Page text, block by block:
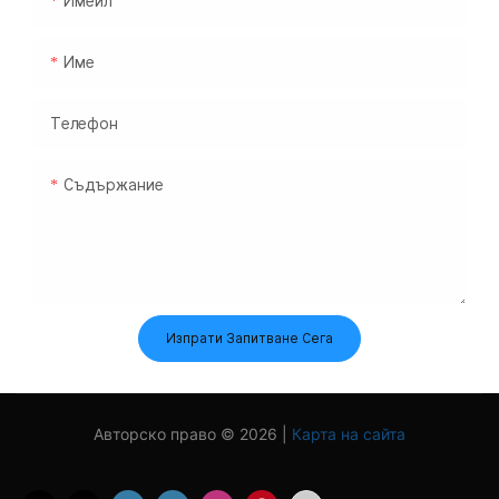
Име
Телефон
Съдържание
Изпрати Запитване Сега
Авторско право © 2026 | Карта на сайта